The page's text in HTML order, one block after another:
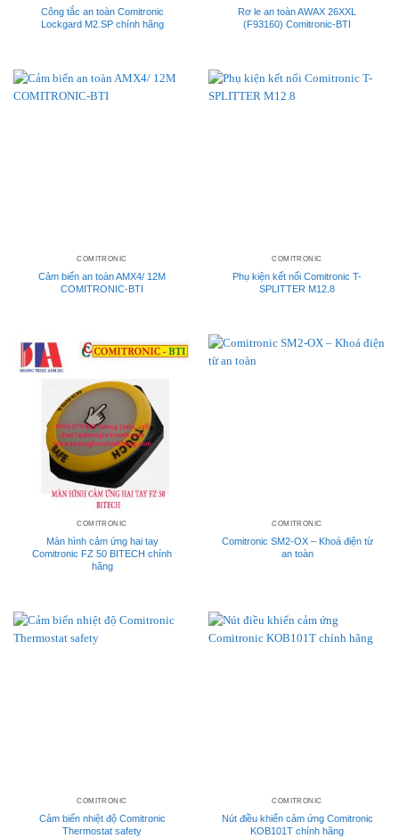
Công tắc an toàn Comitronic
Lockgard M2.SP chính hãng
Rơ le an toàn AWAX 26XXL
(F93160) Comitronic-BTI
COMITRONIC
Cảm biến an toàn AMX4/ 12M
COMITRONIC-BTI
COMITRONIC
Phụ kiện kết nối Comitronic T-
SPLITTER M12.8
COMITRONIC
Màn hình cảm ứng hai tay
Comitronic FZ 50 BITECH chính
hãng
COMITRONIC
Comitronic SM2-OX – Khoá điện từ
an toàn
COMITRONIC
Cảm biến nhiệt độ Comitronic
Thermostat safety
COMITRONIC
Nút điều khiển cảm ứng Comitronic
KOB101T chính hãng